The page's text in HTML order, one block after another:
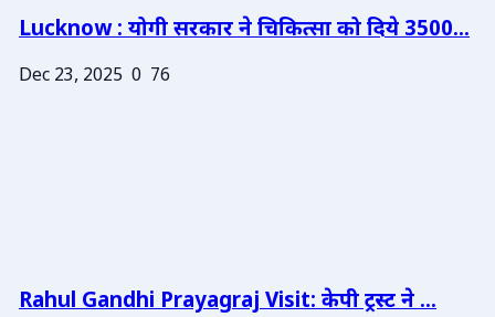
Lucknow : योगी सरकार ने चिकित्सा को दिये 3500...
Dec 23, 2025 0 76
Rahul Gandhi Prayagraj Visit: केपी ट्रस्ट ने ...